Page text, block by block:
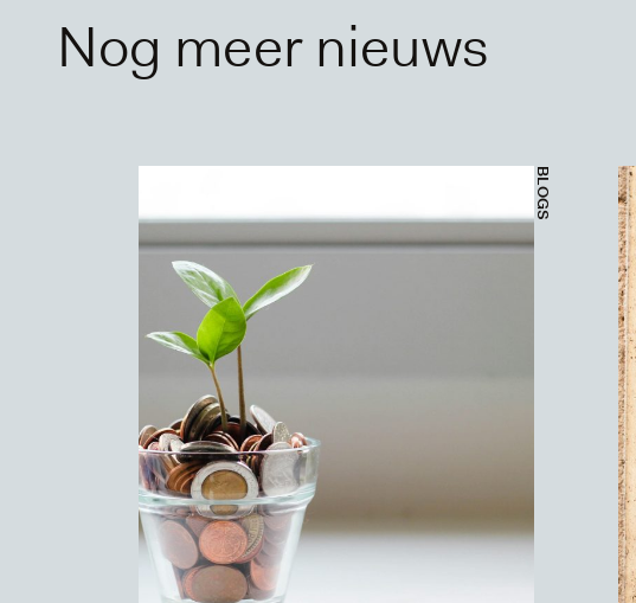
Nog meer nieuws
BLOGS